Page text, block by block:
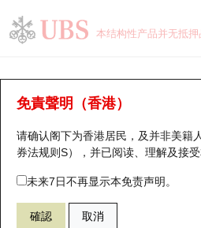
本结构性产品并无抵押
免責聲明（香港）
请确认阁下为香港居民，及并非美籍
券法规则S），并已阅读、理解及接
未来7日不再显示本免责声明。
確認 取消
认股证分析仪
表现 街货统计 比较
13242 瑞银认购 6181
瑞银认股证一览
新发行瑞银认股证
即将到期认股证
认股证到期结算价查找
街货统计
比较
牛熊全景快搜
牛熊证搜寻
牛熊证街货分布图
正股牛熊证列表
街货统计
比较
十大升幅/跌幅
十大认股证成交分布
十天股证占大市成交
资金流
正股分析仪
二十大活跃股份
恒指成份股
国指成份股
持股比重
显示所有持股比重
每月轮证大市专题
轮证专栏
讲座及教育短片
认股证投资者教育